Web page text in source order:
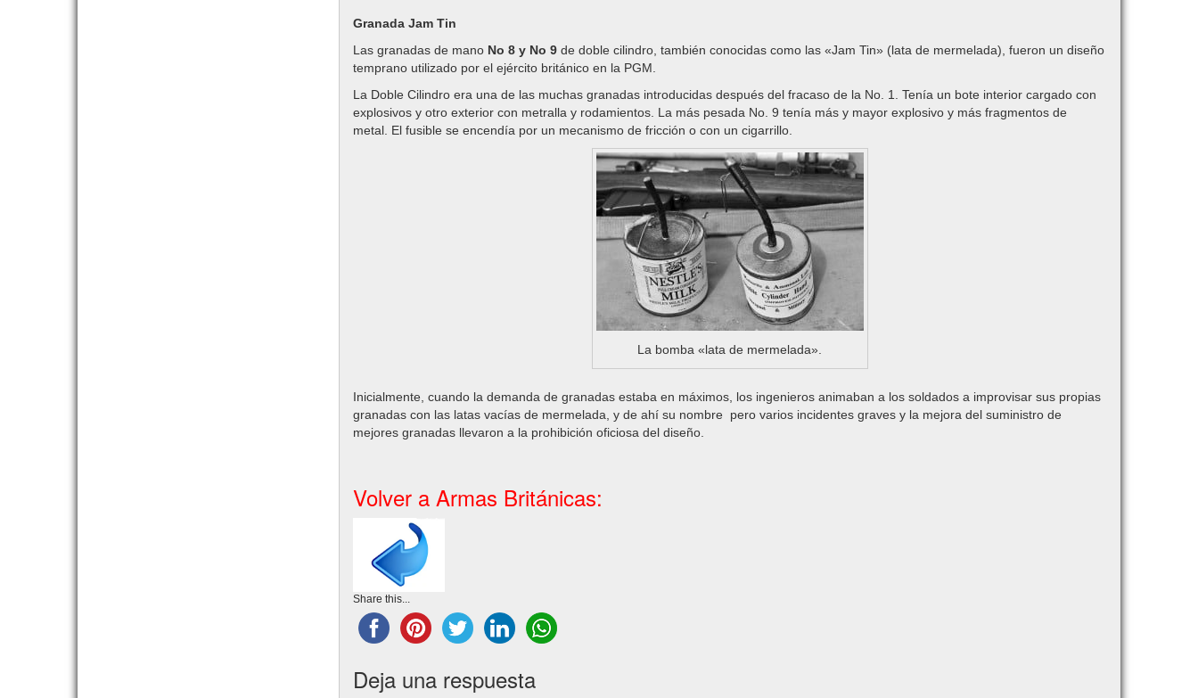
Granada Jam Tin
Las granadas de mano No 8 y No 9de doble cilindro, también conocidas como las «Jam Tin» (lata de mermelada), fueron un diseño
temprano utilizado por el ejército británico en la PGM.
La Doble Cilindro era una de las muchas granadas introducidas después del fracaso de la No. 1. Tenía un bote interior cargado con
explosivos y otro exterior con metralla y rodamientos. La más pesada No. 9 tenía más y mayor explosivo y más fragmentos de
metal. El fusible se encendía por un mecanismo de fricción o con un cigarrillo.
La bomba «lata de mermelada».
Inicialmente, cuando la demanda de granadas estaba en máximos, los ingenieros animaban a los soldados a improvisar sus propias
granadas con las latas vacías de mermelada, y de ahí su nombre pero varios incidentes graves y la mejora del suministro de
mejores granadas llevaron a la prohibición oficiosa del diseño.
Volver a Armas Británicas:
Share this...
Deja una respuesta